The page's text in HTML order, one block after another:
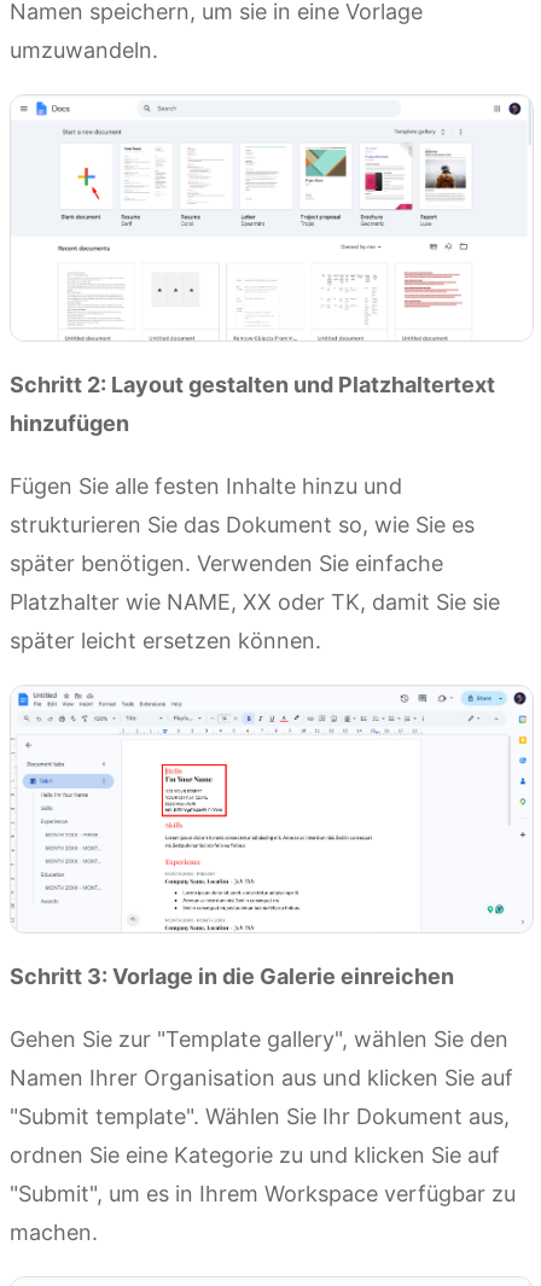
Namen speichern, um sie in eine Vorlage
umzuwandeln.
Schritt 2: Layout gestalten und Platzhaltertext
hinzufügen
Fügen Sie alle festen Inhalte hinzu und
strukturieren Sie das Dokument so, wie Sie es
später benötigen. Verwenden Sie einfache
Platzhalter wie NAME, XX oder TK, damit Sie sie
später leicht ersetzen können.
Schritt 3: Vorlage in die Galerie einreichen
Gehen Sie zur "Template gallery", wählen Sie den
Namen Ihrer Organisation aus und klicken Sie auf
"Submit template". Wählen Sie Ihr Dokument aus,
ordnen Sie eine Kategorie zu und klicken Sie auf
"Submit", um es in Ihrem Workspace verfügbar zu
machen.